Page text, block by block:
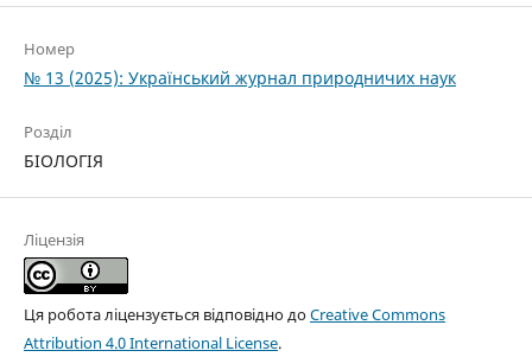
Номер
№ 13 (2025): Український журнал природничих наук
Розділ
БІОЛОГІЯ
Ліцензія
Ця робота ліцензується відповідно доCreative Commons
Attribution 4.0 International License.